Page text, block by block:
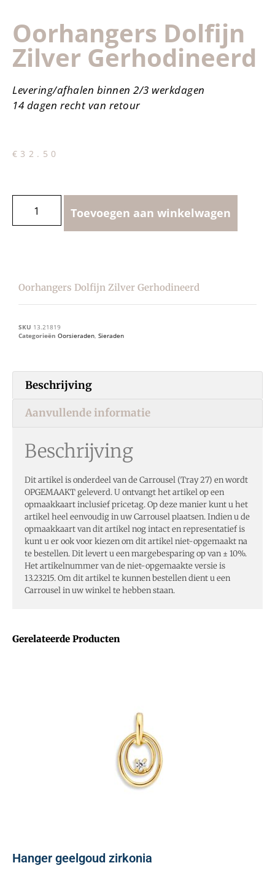
Oorhangers Dolfijn
Zilver Gerhodineerd
Levering/afhalen binnen 2/3 werkdagen
14 dagen recht van retour
€ 32.50
Toevoegen aan winkelwagen
Gerelateerde Producten
Hanger geelgoud zirkonia
Oorhangers Dolfijn Zilver Gerhodineerd
SKU 13.21819
Categorieën Oorsieraden, Sieraden
Beschrijving
Aanvullende informatie
Beschrijving
Dit artikel is onderdeel van de Carrousel (Tray 27) en wordt
OPGEMAAKT geleverd. U ontvangt het artikel op een
opmaakkaart inclusief pricetag. Op deze manier kunt u het
artikel heel eenvoudig in uw Carrousel plaatsen. Indien u de
opmaakkaart van dit artikel nog intact en representatief is
kunt u er ook voor kiezen om dit artikel niet-opgemaakt na
te bestellen. Dit levert u een margebesparing op van ± 10%.
Het artikelnummer van de niet-opgemaakte versie is
13.23215. Om dit artikel te kunnen bestellen dient u een
Carrousel in uw winkel te hebben staan.